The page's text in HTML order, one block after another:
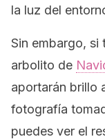
la luz del
Sin embargo, si
arbolito de
aportarán brillo
fotografía
puedes ver el